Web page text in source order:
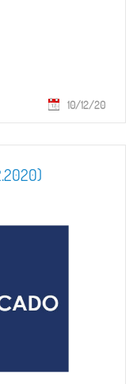
10/12/20